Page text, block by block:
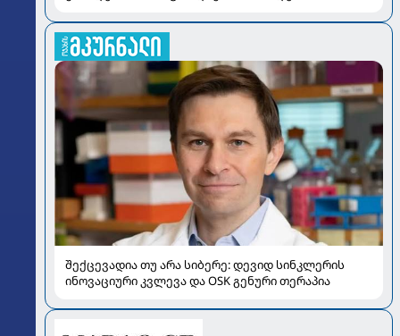
შექცევადია თუ არა სიბერე: დევიდ სინკლერის
ინოვაციური კვლევა და OSK გენური თერაპია